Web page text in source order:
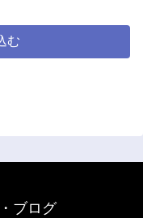
む
ブログ